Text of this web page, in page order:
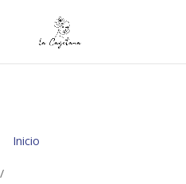
Inicio
/